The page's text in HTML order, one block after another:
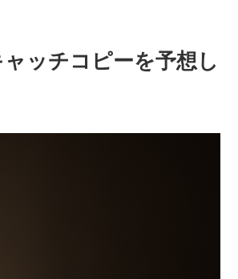
ッチコピーを予想し